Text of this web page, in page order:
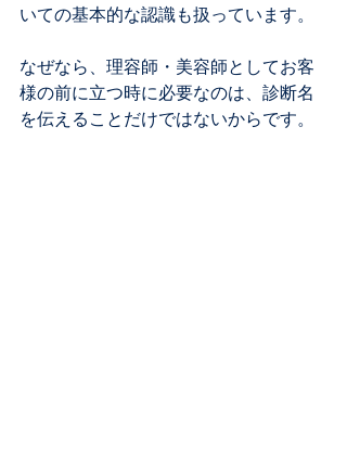
いての基本的な認識も扱っています。
なぜなら、理容師・美容師としてお客
様の前に立つ時に必要なのは、診断名
を伝えることだけではないからです。